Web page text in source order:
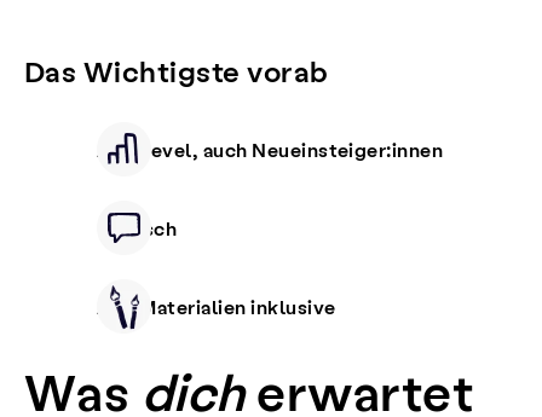
Das Wichtigste vorab
Alle Level, auch Neueinsteiger:innen
Deutsch
Alle Materialien inklusive
Was dicherwartet